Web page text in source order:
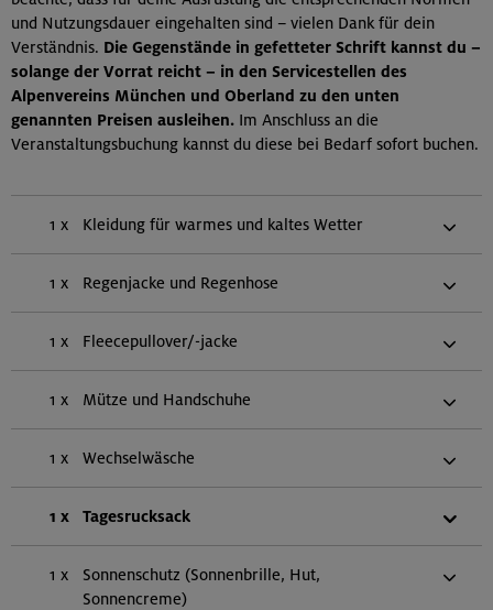
und Nutzungsdauer eingehalten sind – vielen Dank für dein
Verständnis. Die Gegenstände in gefetteter Schrift kannst du –
solange der Vorrat reicht – in den Servicestellen des
Alpenvereins München und Oberland zu den unten
genannten Preisen ausleihen. Im Anschluss an die
Veranstaltungsbuchung kannst du diese bei Bedarf sofort buchen.
1 x Kleidung für warmes und kaltes Wetter
1 x Regenjacke und Regenhose
1 x Fleecepullover/-jacke
1 x Mütze und Handschuhe
1 x Wechselwäsche
1 x Tagesrucksack
1 x
Sonnenschutz (Sonnenbrille, Hut,
Sonnencreme)